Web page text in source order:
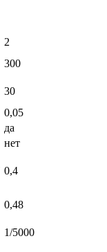
2
300
30
0,05
да
нет
0,4
0,48
1/5000